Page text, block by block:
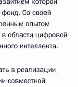
Со своей
опытом
области цифровой
интеллекта.
в реализации
совместной